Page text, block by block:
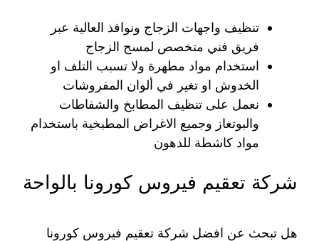
تنظيف واجهات الزجاج ونوافذ العالية عبر
فريق فني متخصص لمسح الزجاج
استخدام مواد مطهرة ولا تسبب التلف او
الخدوش او تغير في ألوان المفروشات
نعمل على تنظيف المطابخ والشفاطات
والبوتغاز وجميع الاغراض المطبخية باستخدام
مواد كاشطة للدهون
شركة تعقيم فيروس كورونا بالواحة
هل تبحث عن افضل شركة تعقيم فيروس كورونا